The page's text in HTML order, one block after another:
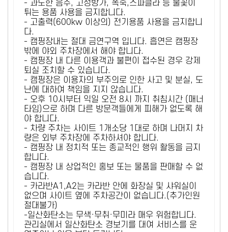
- 과도한 음주, 고성방가, 폭죽,스파클라 등 불꽃이
튀는 용품 사용을 금지합니다.
- 고출력(600kw 이상의) 전기용품 사용을 금지합니
다.
- 캠핑장내는 절대 금연구역 입니다. 흡연은 캠핑장
밖에 야외 주차장에서 해야 합니다.
- 캠핑장 내 다른 이용객과 불편이 접수된 경우 강제
퇴실 조치할 수 있습니다.
- 캠핑장은 이용자의 부주의로 인한 사고 및 분실, 도
난에 대하여 책임을 지지 않습니다.
- 오후 10시부터 익일 오전 8시 까지 취침시간 (매너
타임)으로 하며 다른 방문객들에게 피해가 없도록 해
야 합니다.
- 차량 주차는 사이트 1개소당 1대로 하며 나머지 차
량은 외부 주차장에 주차하셔야 합니다.
- 캠핑장 내 정치적 또는 종교적인 행위 활동을 금지
합니다.
- 캠핑장 내 상업적인 홍보 또는 물품을 판매할 수 없
습니다.
- 카라반A1,A2는 카라반 안에 화장실 및 샤워실이
없으며 사이트 옆에 주차공간이 없습니다.(추가인원
절대불가)
-일산화탄소는 무색·무취·무미라 매우 위험합니다.
관리실에서 일산화탄소 경보기를 대여 서비스를 운